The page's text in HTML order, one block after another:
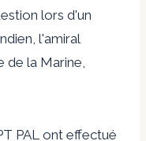
lors d'un
l'amiral
de la Marine,
PAL ont effectué